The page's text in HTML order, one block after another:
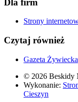
Strony
Czytaj również
Gazeta Żywiecka
© 2026 Beskidy
Wykonanie:
Cieszyn